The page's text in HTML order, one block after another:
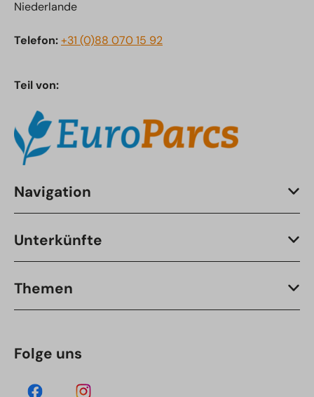
Niederlande
Telefon:+31 (0)88 070 15 92
Teil von:
Navigation
Unterkünfte
Themen
Folge uns